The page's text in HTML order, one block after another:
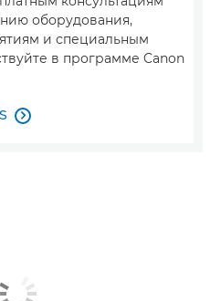
оборудования,
и специальным
в программе Canon
